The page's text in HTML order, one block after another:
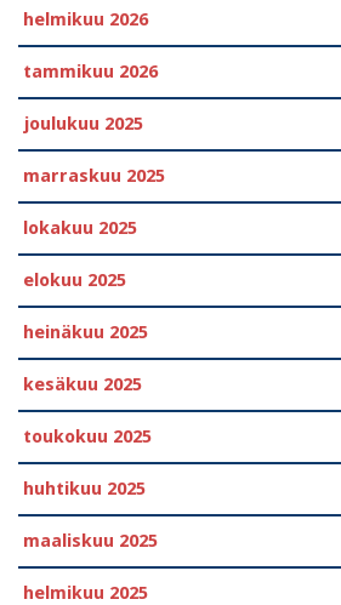
helmikuu 2026
tammikuu 2026
joulukuu 2025
marraskuu 2025
lokakuu 2025
elokuu 2025
heinäkuu 2025
kesäkuu 2025
toukokuu 2025
huhtikuu 2025
maaliskuu 2025
helmikuu 2025